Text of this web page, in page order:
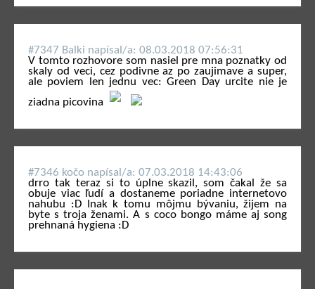
#7347 Balki napí­sal/a: 08.03.2018 07:56:31
V tomto rozhovore som nasiel pre mna poznatky od
skaly od veci, cez podivne az po zaujimave a super,
ale poviem len jednu vec: Green Day urcite nie je
ziadna picovina
#7346 kočo napí­sal/a: 07.03.2018 14:43:06
drro tak teraz si to úplne skazil, som čakal že sa
obuje viac ľudí a dostaneme poriadne internetovo
nahubu :D Inak k tomu môjmu bývaniu, žijem na
byte s troja ženami. A s coco bongo máme aj song
prehnaná hygiena :D